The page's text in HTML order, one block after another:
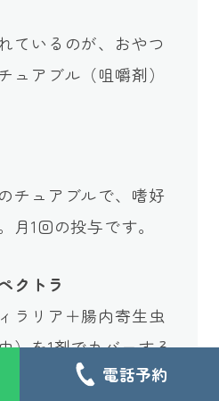
ているのが、おやつ
ュアブル（咀嚼剤）
チュアブルで、嗜好
1回の投与です。
クトラ
ラリア＋腸内寄生虫
）を1剤でカバーする
で、月1回の投与で
電話予約